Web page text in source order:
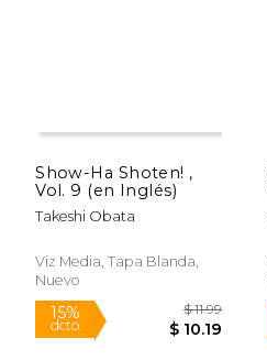
50% $ 30.79
Show-Ha Shoten! ,
Vol. 9 (en Inglés)
Takeshi Obata
Viz Media, Tapa Blanda,
Nuevo